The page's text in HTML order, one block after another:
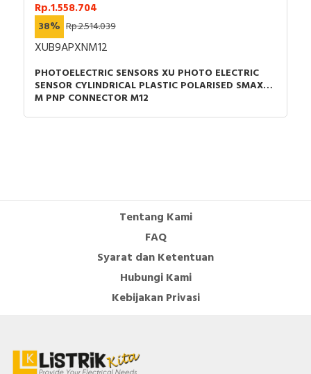
Rp.1.558.704
38% Rp.2.514.039
XUB9APXNM12
PHOTOELECTRIC SENSORS XU PHOTO ELECTRIC
SENSOR CYLINDRICAL PLASTIC POLARISED SMAX=7
M PNP CONNECTOR M12
Tentang Kami
FAQ
Syarat dan Ketentuan
Hubungi Kami
Kebijakan Privasi